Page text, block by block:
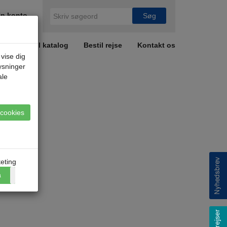
konto
Bestil katalog Bestil rejse Kontakt os
dig